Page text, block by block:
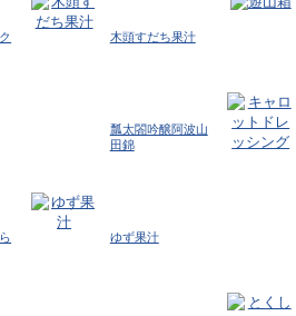
木頭すだち果汁
瓢太閤吟醸阿波山
田錦
ゆず果汁